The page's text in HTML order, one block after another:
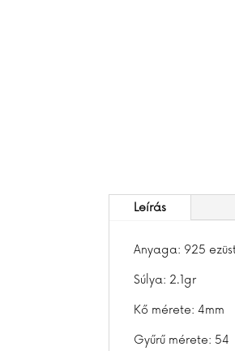
Leírás
Anyaga: 925
Súlya: 2.1gr
Kő mérete: 4mm
Gyűrű mérete: 54